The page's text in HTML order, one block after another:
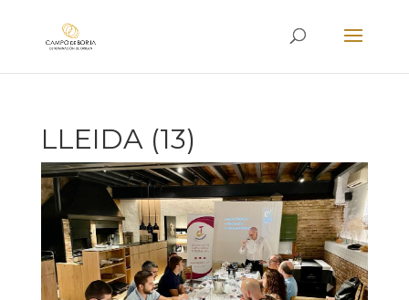
LLEIDA (13)